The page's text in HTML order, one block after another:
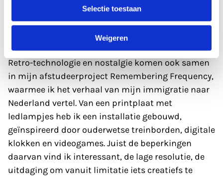
Selectie toestaan
Weigeren
Retro-technologie en nostalgie komen ook samen
in mijn afstudeerproject Remembering Frequency,
waarmee ik het verhaal van mijn immigratie naar
Nederland vertel. Van een printplaat met
ledlampjes heb ik een installatie gebouwd,
geïnspireerd door ouderwetse treinborden, digitale
klokken en videogames. Juist de beperkingen
daarvan vind ik interessant, de lage resolutie, de
uitdaging om vanuit limitatie iets creatiefs te